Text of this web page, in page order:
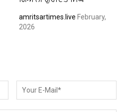
amritsartimes.live February,
2026